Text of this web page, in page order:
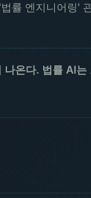
률 엔지니어링'
온다. 법률 AI는